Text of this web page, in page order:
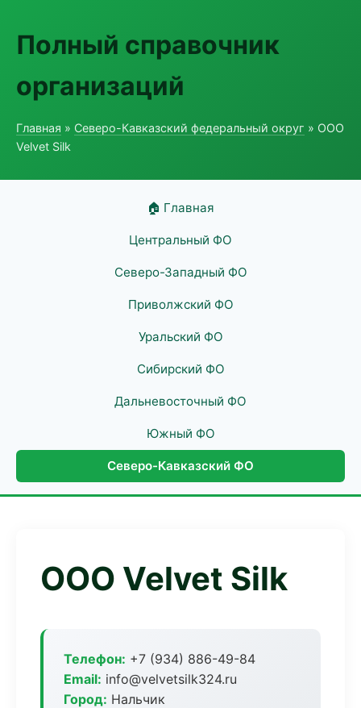
Полный справочник
организаций
Главная » Северо-Кавказский федеральный округ » ООО
Velvet Silk
🏠 Главная
Центральный ФО
Северо-Западный ФО
Приволжский ФО
Уральский ФО
Сибирский ФО
Дальневосточный ФО
Южный ФО
Северо-Кавказский ФО
ООО Velvet Silk
Телефон: +7 (934) 886-49-84
Email: info@velvetsilk324.ru
Город: Нальчик